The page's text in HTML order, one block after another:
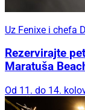
Uz Fenixe i chefa
Rezervirajte
Maratuša
Od 11. do 14.